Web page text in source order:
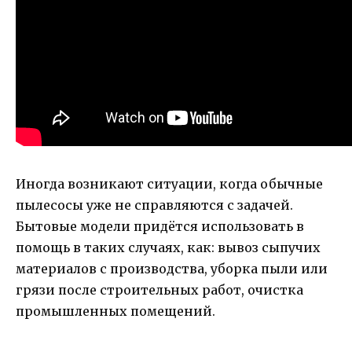
Иногда возникают ситуации, когда обычные
пылесосы уже не справляются с задачей.
Бытовые модели придётся использовать в
помощь в таких случаях, как: вывоз сыпучих
материалов с производства, уборка пыли или
грязи после строительных работ, очистка
промышленных помещений.